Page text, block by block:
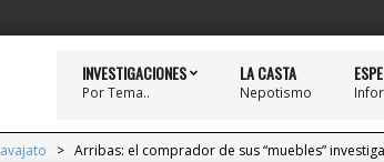
INVESTIGACIONES
Por Tema..
LA CASTA
Nepotismo
> Arribas: el comprador de sus “muebles”